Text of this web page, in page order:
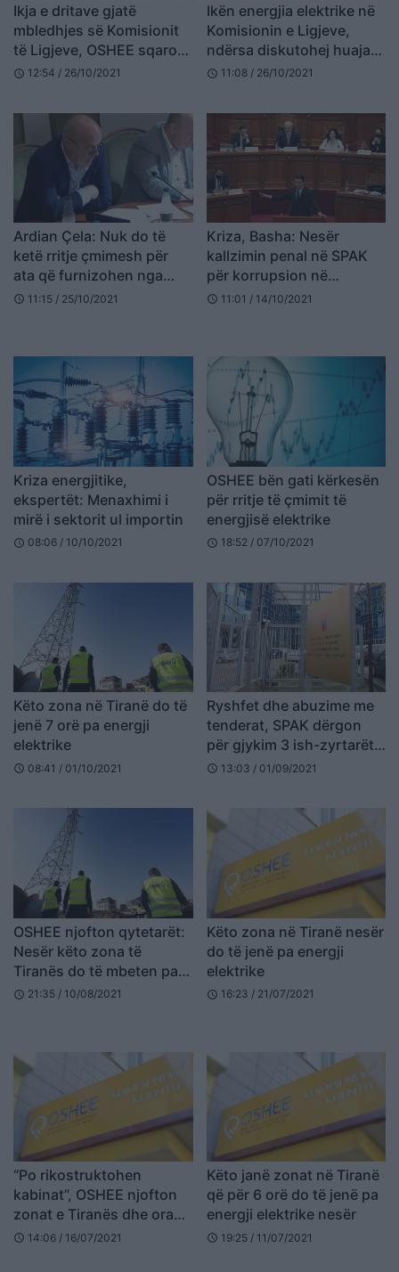
Ikja e dritave gjatë
mbledhjes së Komisionit
të Ligjeve, OSHEE sqaron
çfarë ndodhi
schedule 12:54 / 26/10/2021
Ikën energjia elektrike në
Komisionin e Ligjeve,
ndërsa diskutohej huaja
për OSHEE (VIDEO)
schedule 11:08 / 26/10/2021
Ardian Çela: Nuk do të
ketë rritje çmimesh për
ata që furnizohen nga
OSHEE
schedule 11:15 / 25/10/2021
Kriza, Basha: Nesër
kallzimin penal në SPAK
për korrupsion në
sektrorin energjitik
schedule 11:01 / 14/10/2021
Kriza energjitike,
ekspertët: Menaxhimi i
mirë i sektorit ul importin
schedule 08:06 / 10/10/2021
OSHEE bën gati kërkesën
për rritje të çmimit të
energjisë elektrike
schedule 18:52 / 07/10/2021
Këto zona në Tiranë do të
jenë 7 orë pa energji
elektrike
schedule 08:41 / 01/10/2021
Ryshfet dhe abuzime me
tenderat, SPAK dërgon
për gjykim 3 ish-zyrtarët e
OSHEE
schedule 13:03 / 01/09/2021
OSHEE njofton qytetarët:
Nesër këto zona të
Tiranës do të mbeten pa
energji elektrike
schedule 21:35 / 10/08/2021
Këto zona në Tiranë nesër
do të jenë pa energji
elektrike
schedule 16:23 / 21/07/2021
“Po rikostruktohen
kabinat”, OSHEE njofton
zonat e Tiranës dhe ora
ku nuk do të ketë energji
schedule 14:06 / 16/07/2021
Këto janë zonat në Tiranë
që për 6 orë do të jenë pa
energji elektrike nesër
schedule 19:25 / 11/07/2021